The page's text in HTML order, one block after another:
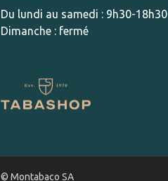
Du lundi au samedi : 9h30-18h30
Dimanche : fermé
© Montabaco SA